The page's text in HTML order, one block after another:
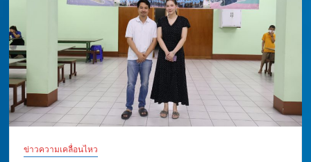
ข่าวความเคลื่อนไหว